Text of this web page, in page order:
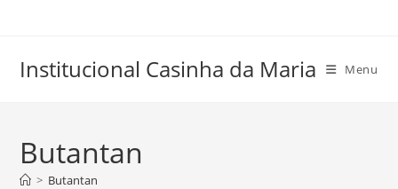
Institucional Casinha da Maria Menu
Butantan
> Butantan